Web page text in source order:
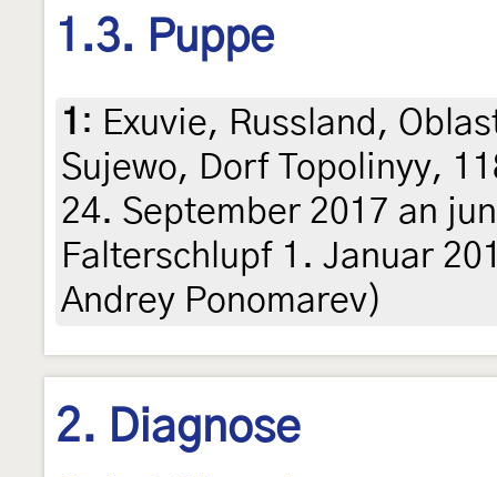
1.3. Puppe
1 : Exuvie, Russland,
Sujewo, Dorf Topolinyy,
24. September 2017 an
Falterschlupf 1. Januar
Andrey Ponomarev)
2. Diagnose